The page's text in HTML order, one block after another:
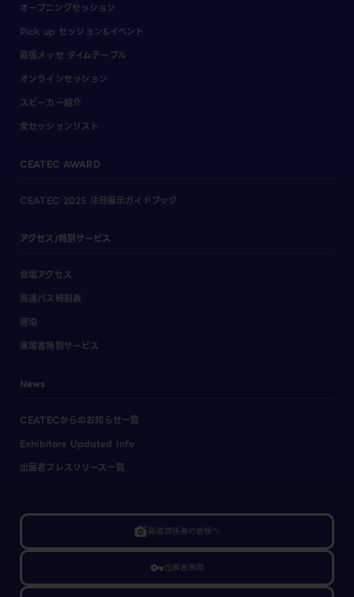
オープニングセッション
Pick up セッション&イベント
幕張メッセ タイムテーブル
オンラインセッション
スピーカー紹介
全セッションリスト
CEATEC AWARD
CEATEC 2025 注目展示ガイドブック
アクセス/特別サービス
会場アクセス
高速バス時刻表
宿泊
来場者特別サービス
News
CEATECからのお知らせ一覧
Exhibitors Updated Info
出展者プレスリリース一覧
linked_camera報道関係者の皆様へ
vpn_key出展者専用